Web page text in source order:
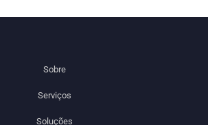
Sobre
Serviços
Soluções